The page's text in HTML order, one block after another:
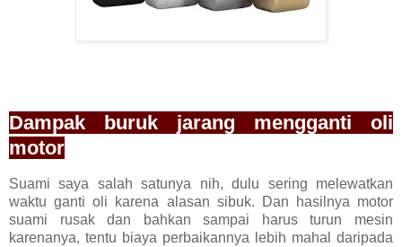
Dampak buruk jarang mengganti oli
motor
Suami saya salah satunya nih, dulu sering melewatkan
waktu ganti oli karena alasan sibuk. Dan hasilnya motor
suami rusak dan bahkan sampai harus turun mesin
karenanya, tentu biaya perbaikannya lebih mahal daripada